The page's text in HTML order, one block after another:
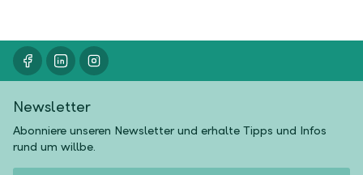
Newsletter
Abonniere unseren Newsletter und erhalte Tipps und Infos
rund um willbe.